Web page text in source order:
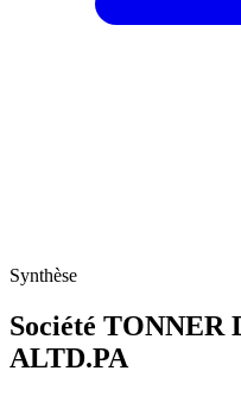
Synthèse
Société TONNER
ALTD.PA